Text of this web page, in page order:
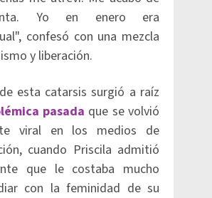
Yo en enero era
confesó con una mezcla
y liberación.
esta catarsis surgió a raíz
pasada que se volvió
viral en los medios de
cuando Priscila admitió
que le costaba mucho
con la feminidad de su